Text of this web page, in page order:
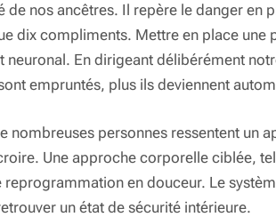
nos ancêtres. Il repère le danger
dix compliments. Mettre en place
En dirigeant délibérément
empruntés, plus ils deviennent
personnes ressentent un
Une approche corporelle ciblée,
reprogrammation en douceur. Le
un état de sécurité intérieure.